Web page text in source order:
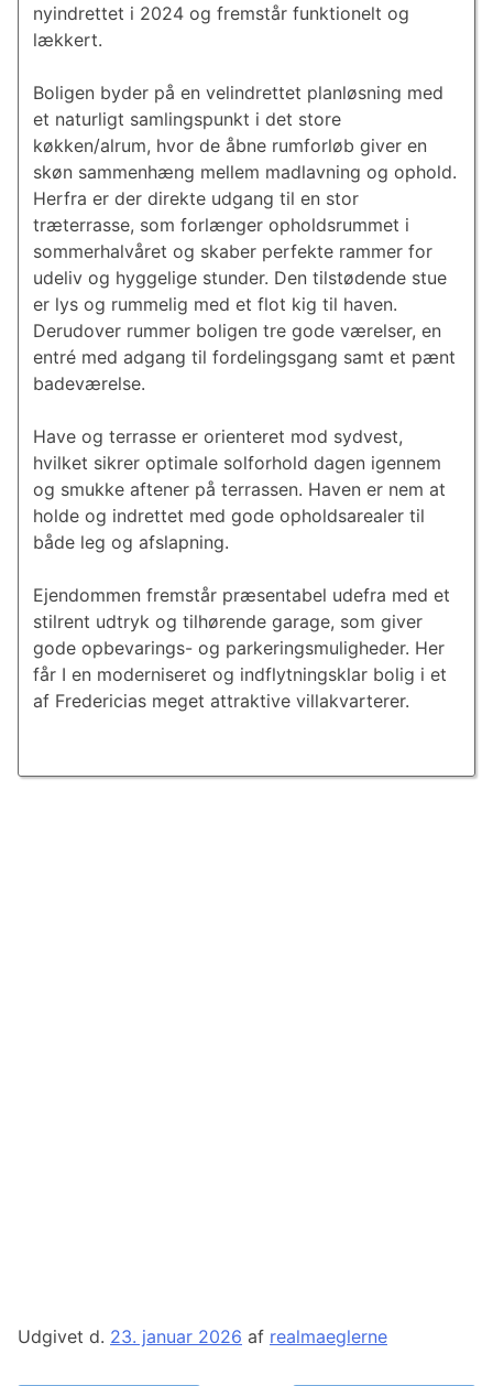
nyindrettet i 2024 og fremstår funktionelt og
lækkert.
Boligen byder på en velindrettet planløsning med
et naturligt samlingspunkt i det store
køkken/alrum, hvor de åbne rumforløb giver en
skøn sammenhæng mellem madlavning og ophold.
Herfra er der direkte udgang til en stor
træterrasse, som forlænger opholdsrummet i
sommerhalvåret og skaber perfekte rammer for
udeliv og hyggelige stunder. Den tilstødende stue
er lys og rummelig med et flot kig til haven.
Derudover rummer boligen tre gode værelser, en
entré med adgang til fordelingsgang samt et pænt
badeværelse.
Have og terrasse er orienteret mod sydvest,
hvilket sikrer optimale solforhold dagen igennem
og smukke aftener på terrassen. Haven er nem at
holde og indrettet med gode opholdsarealer til
både leg og afslapning.
Ejendommen fremstår præsentabel udefra med et
stilrent udtryk og tilhørende garage, som giver
gode opbevarings- og parkeringsmuligheder. Her
får I en moderniseret og indflytningsklar bolig i et
af Fredericias meget attraktive villakvarterer.
Udgivet d. 23. januar 2026 af realmaeglerne